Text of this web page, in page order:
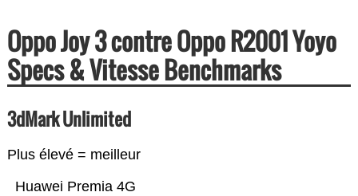
Oppo Joy 3 contre Oppo R2001 Yoyo
Specs & Vitesse Benchmarks
3dMark Unlimited
Plus élevé = meilleur
Huawei Premia 4G